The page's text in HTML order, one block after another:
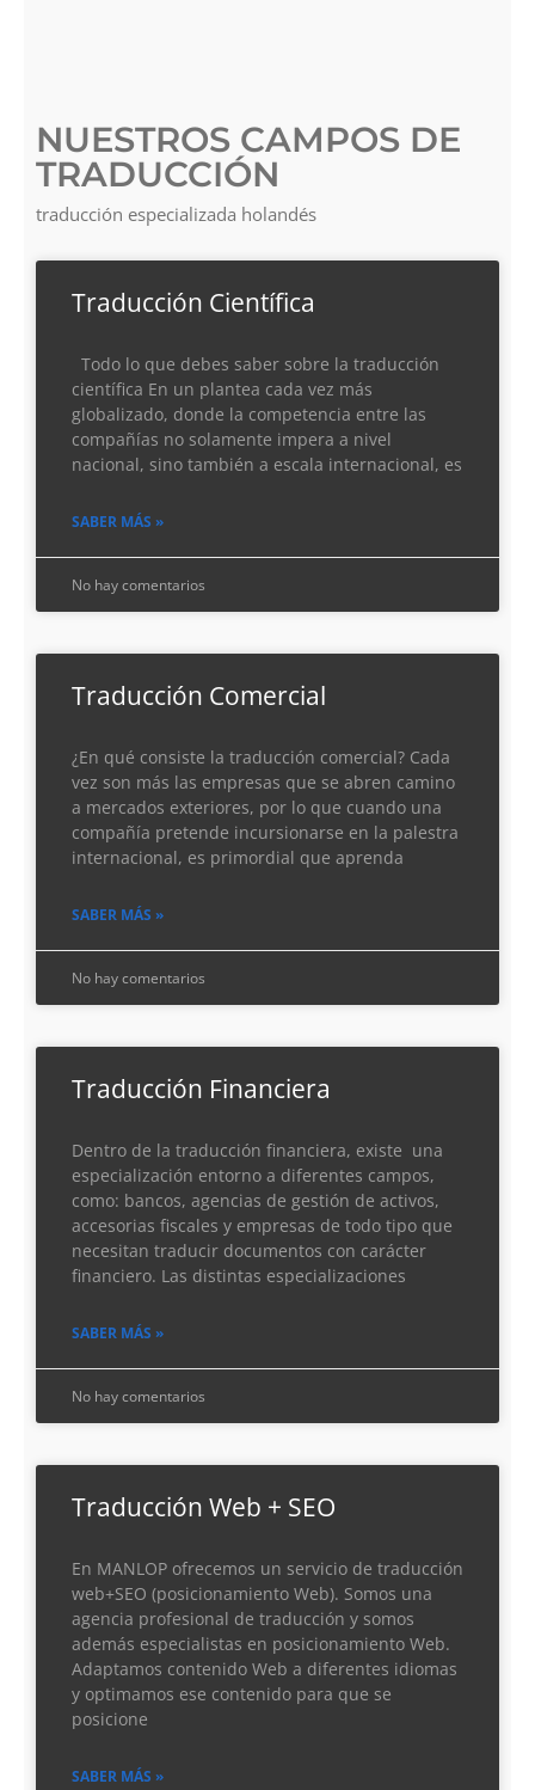
NUESTROS CAMPOS DE
TRADUCCIÓN
traducción especializada holandés
Traducción Científica
Todo lo que debes saber sobre la traducción
científica En un plantea cada vez más
globalizado, donde la competencia entre las
compañías no solamente impera a nivel
nacional, sino también a escala internacional, es
SABER MÁS »
No hay comentarios
Traducción Comercial
¿En qué consiste la traducción comercial? Cada
vez son más las empresas que se abren camino
a mercados exteriores, por lo que cuando una
compañía pretende incursionarse en la palestra
internacional, es primordial que aprenda
SABER MÁS »
No hay comentarios
Traducción Financiera
Dentro de la traducción financiera, existe una
especialización entorno a diferentes campos,
como: bancos, agencias de gestión de activos,
accesorias fiscales y empresas de todo tipo que
necesitan traducir documentos con carácter
financiero. Las distintas especializaciones
SABER MÁS »
No hay comentarios
Traducción Web + SEO
En MANLOP ofrecemos un servicio de traducción
web+SEO (posicionamiento Web). Somos una
agencia profesional de traducción y somos
además especialistas en posicionamiento Web.
Adaptamos contenido Web a diferentes idiomas
y optimamos ese contenido para que se
posicione
SABER MÁS »